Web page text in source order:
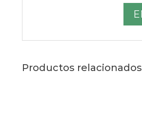
Productos relacionados